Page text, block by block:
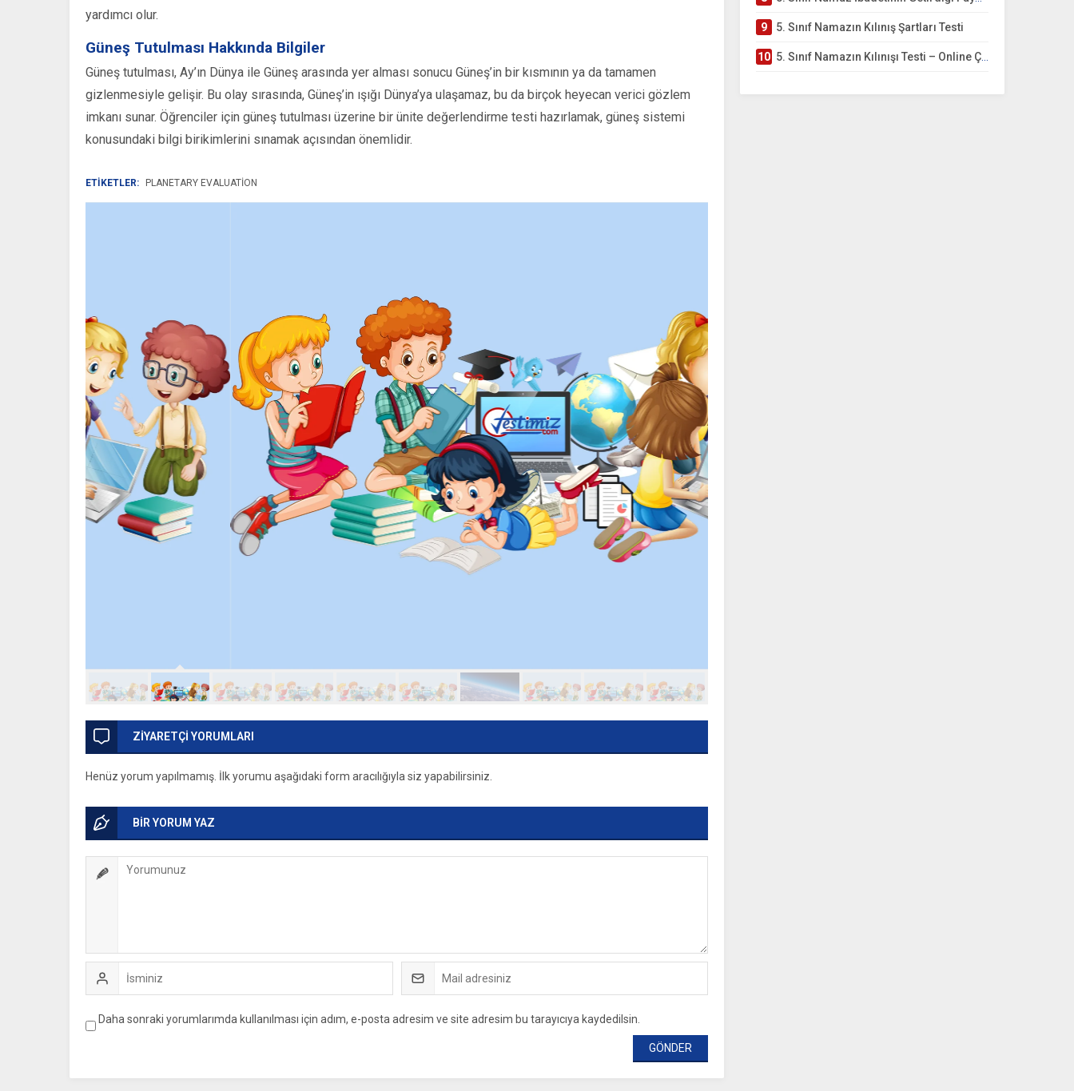
9 5. Sınıf Namazın Kılınış Şartları Testi
10 5. Sınıf Namazın Kılınışı Testi – Online Çöz
yardımcı olur.
Güneş Tutulması Hakkında Bilgiler
Güneş tutulması, Ay’ın Dünya ile Güneş arasında yer alması sonucu Güneş’in bir kısmının ya da tamamen
gizlenmesiyle gelişir. Bu olay sırasında, Güneş’in ışığı Dünya’ya ulaşamaz, bu da birçok heyecan verici gözlem
imkanı sunar. Öğrenciler için güneş tutulması üzerine bir ünite değerlendirme testi hazırlamak, güneş sistemi
konusundaki bilgi birikimlerini sınamak açısından önemlidir.
ETİKETLER: PLANETARY EVALUATION
ZİYARETÇİ YORUMLARI
Henüz yorum yapılmamış. İlk yorumu aşağıdaki form aracılığıyla siz yapabilirsiniz.
BİR YORUM YAZ
Daha sonraki yorumlarımda kullanılması için adım, e-posta adresim ve site adresim bu tarayıcıya kaydedilsin.